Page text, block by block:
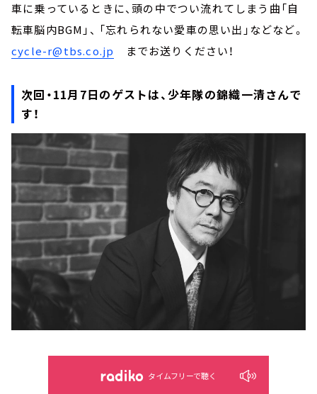
車に乗っているときに、頭の中でつい流れてしまう曲「自
転車脳内BGM」、 「忘れられない愛車の思い出」などなど。
cycle-r@tbs.co.jp
までお送りください！
次回・11月7日のゲストは、少年隊の錦織一清さんで
す！
タイムフリーで聴く